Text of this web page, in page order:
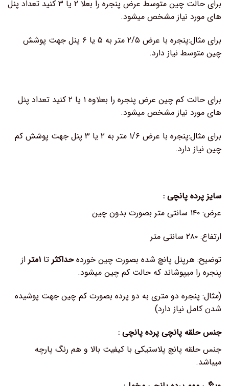
برای حالت چین متوسط عرض پنجره را بعلا ۲ یا ۳ کنید تعداد پنل
های مورد نیاز مشخص میشود.
برای مثال:پنجره با عرض ۲/۵ متر به ۵ یا ۶ پنل جهت پوشش
چین متوسط نیاز دارد.
برای حالت کم چین عرض پنجره را بعلاوه ۱ یا ۲ کنید تعداد پنل
های مورد نیاز مشخص میشود.
برای مثال:پنجره با عرض ۱/۶ متر به ۲ یا ۳ پنل جهت پوشش کم
چین نیاز دارد.
سایز پرده پانچی :
عرض: ۱۴۰ سانتی متر بصورت بدون چین
ارتفاع: ۲۸۰ سانتی متر
توضیح: هرپنل پانچ شده بصورت چین خوردهحداکثر تا ۱متر
از
پنجره را میپوشاند که حالت کم چین میشود.
(مثال: پنجره دو متری به دو پرده بصورت کم چین جهت پوشیده
شدن کامل نیاز دارد)
جنس حلقه پانچی پرده پانچی :
جنس حلقه پانچ پلاستیکی با کیفیت بالا و هم رنگ پارچه
میباشد.